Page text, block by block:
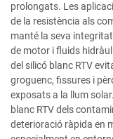
prolongats. Les
de la resistència als
manté la seva
de motor i fluids
del silicó blanc RTV
groguenc, fissures i
exposats a la llum
blanc RTV dels
deterioració ràpida en